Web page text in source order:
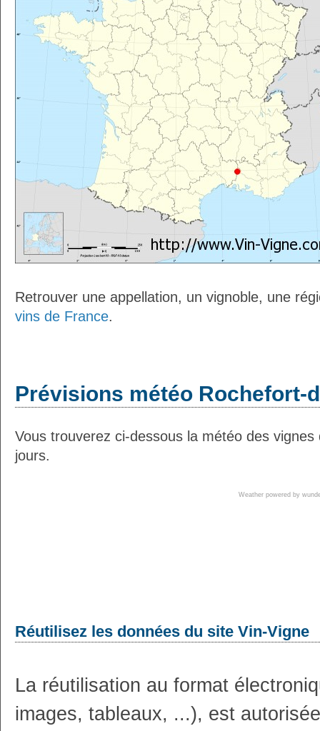
Retrouver une appellation, un vignoble, une
vins de France.
Prévisions météo Rochefort-
Vous trouverez ci-dessous la météo des
jours.
Weather powered by
Réutilisez les données du site Vin-Vigne
La réutilisation au format
images, tableaux, ...), est